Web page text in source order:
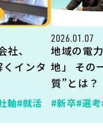
、
インタ
軸#就活
2026.01.07
地域の電
地」 その
質”とは？
#新卒#選考